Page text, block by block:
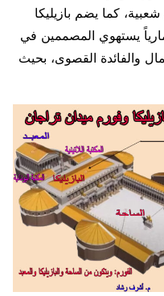
كما يضم بازيليكا
يستهوي المصممين في
والفائدة القصوى، بحيث